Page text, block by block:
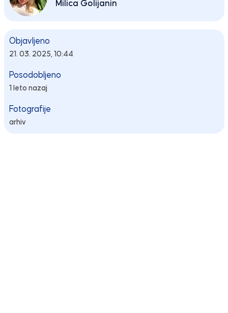
Milica Golijanin
Objavljeno
21. 03. 2025, 10:44
Posodobljeno
1 leto nazaj
Fotografije
arhiv